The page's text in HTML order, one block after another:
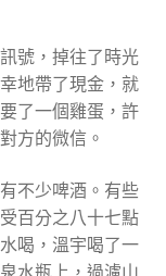
號，掉往了時光
地帶了現金，就
了一個雞蛋，許
方的微信。
不少啤酒。有些
百分之八十七點
喝，溫宇喝了一
水瓶上，過濾山